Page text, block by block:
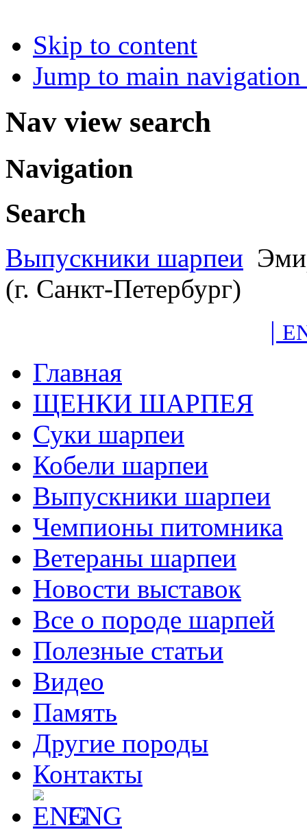
Skip to content
Jump to main
Nav view search
Navigation
Search
Выпускники шарпеи
(г. Санкт-Петербург)
|
Главная
ЩЕНКИ ШАРПЕЯ
Суки шарпеи
Кобели шарпеи
Выпускники шарпеи
Чемпионы питомника
Ветераны шарпеи
Новости выставок
Все о породе шарпей
Полезные статьи
Видео
Память
Другие породы
Контакты
ENG